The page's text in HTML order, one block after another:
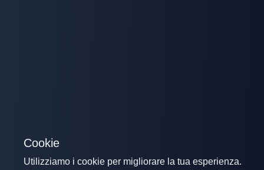
Cookie
Utilizziamo i cookie per migliorare la tua esperienza.